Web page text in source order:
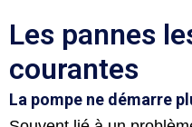
Les pannes
courantes
La pompe ne démarre